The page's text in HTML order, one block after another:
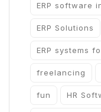
ERP software
ERP Solutions
ERP systems
freelancing
fun HR